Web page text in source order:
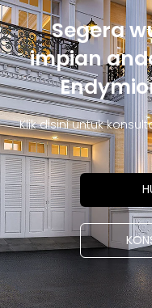
Segera
impian
Klik disini untuk